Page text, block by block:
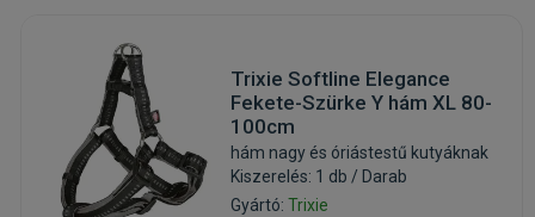
Trixie Softline Elegance
Fekete-Szürke Y hám XL 80-
100cm
hám nagy és óriástestű kutyáknak
Kiszerelés: 1 db / Darab
Gyártó: Trixie